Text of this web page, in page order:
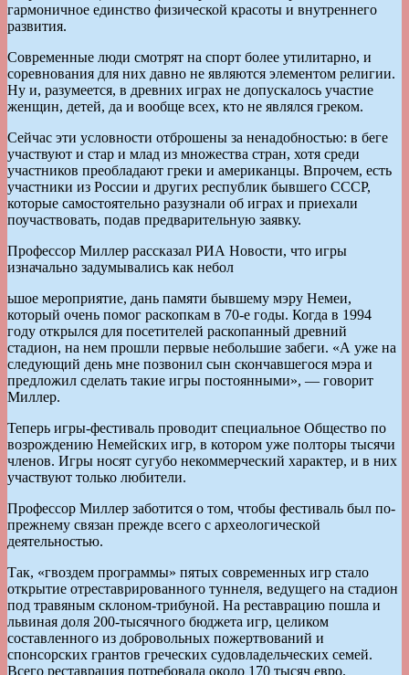
гармоничное единство физической красоты и внутреннего
развития.
Современные люди смотрят на спорт более утилитарно, и
соревнования для них давно не являются элементом религии.
Ну и, разумеется, в древних играх не допускалось участие
женщин, детей, да и вообще всех, кто не являлся греком.
Сейчас эти условности отброшены за ненадобностью: в беге
участвуют и стар и млад из множества стран, хотя среди
участников преобладают греки и американцы. Впрочем, есть
участники из России и других республик бывшего СССР,
которые самостоятельно разузнали об играх и приехали
поучаствовать, подав предварительную заявку.
Профессор Миллер рассказал РИА Новости, что игры
изначально задумывались как небол
ьшое мероприятие, дань памяти бывшему мэру Немеи,
который очень помог раскопкам в 70-е годы. Когда в 1994
году открылся для посетителей раскопанный древний
стадион, на нем прошли первые небольшие забеги. «А уже на
следующий день мне позвонил сын скончавшегося мэра и
предложил сделать такие игры постоянными», — говорит
Миллер.
Теперь игры-фестиваль проводит специальное Общество по
возрождению Немейских игр, в котором уже полторы тысячи
членов. Игры носят сугубо некоммерческий характер, и в них
участвуют только любители.
Профессор Миллер заботится о том, чтобы фестиваль был по-
прежнему связан прежде всего с археологической
деятельностью.
Так, «гвоздем программы» пятых современных игр стало
открытие отреставрированного туннеля, ведущего на стадион
под травяным склоном-трибуной. На реставрацию пошла и
львиная доля 200-тысячного бюджета игр, целиком
составленного из добровольных пожертвований и
спонсорских грантов греческих судовладельческих семей.
Всего реставрация потребовала около 170 тысяч евро.